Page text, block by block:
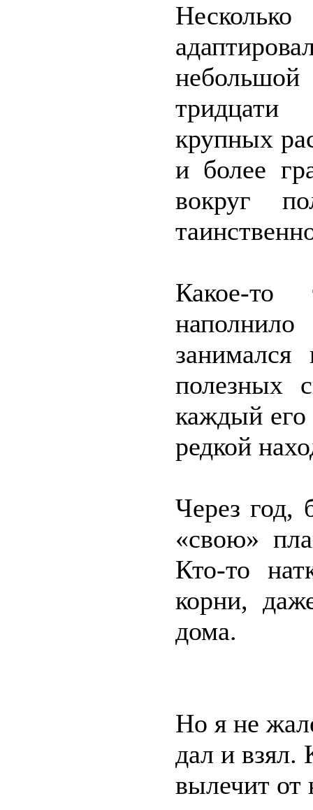
крупных
и более
вокруг
Какое-то
полезных
каждый его
редкой
Через год,
«свою»
Кто-то
корни,
дома.
Но я не
дал и взял.
вылечит от